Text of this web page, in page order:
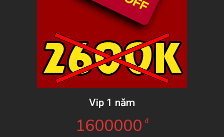
Vip 1 năm
1600000 đ